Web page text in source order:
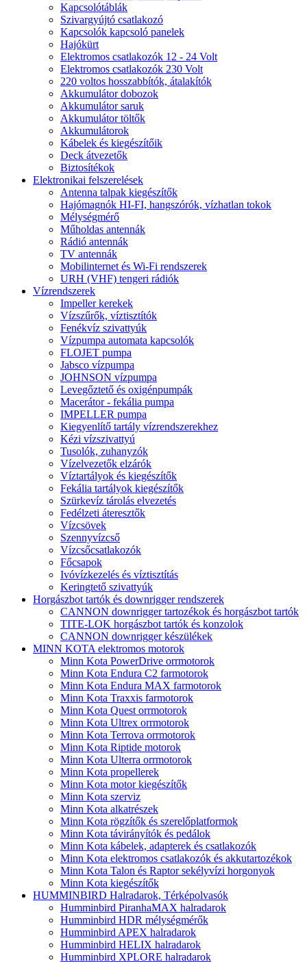
Kapcsolótáblák
Szivargyújtó csatlakozó
Kapcsolók kapcsoló panelek
Hajókürt
Elektromos csatlakozók 12 - 24 Volt
Elektromos csatlakozók 230 Volt
220 voltos hosszabbítók, átalakítók
Akkumulátor dobozok
Akkumulátor saruk
Akkumulátor töltők
Akkumulátorok
Kábelek és kiegészítőik
Deck átvezetők
Biztosítékok
Elektronikai felszerelések
Antenna talpak kiegészítők
Hajómagnók HI-FI, hangszórók, vízhatlan tokok
Mélységmérő
Műholdas antennák
Rádió antennák
TV antennák
Mobilinternet és Wi-Fi rendszerek
URH (VHF) tengeri rádiók
Vízrendszerek
Impeller kerekek
Vízszűrők, víztisztítók
Fenékvíz szivattyúk
Vízpumpa automata kapcsolók
FLOJET pumpa
Jabsco vízpumpa
JOHNSON vízpumpa
Levegőztető és oxigénpumpák
Macerátor - fekália pumpa
IMPELLER pumpa
Kiegyenlítő tartály vízrendszerekhez
Kézi vízszivattyú
Tusolók, zuhanyzók
Vízelvezetők elzárók
Víztartályok és kiegészítők
Fekália tartályok kiegészítők
Szürkevíz tárolás elvezetés
Fedélzeti áteresztők
Vízcsövek
Szennyvízcső
Vízcsőcsatlakozók
Főcsapok
Ivóvízkezelés és víztisztítás
Keringtető szivattyúk
Horgászbot tartók és downrigger rendszerek
CANNON downrigger tartozékok és horgászbot tartók
TITE-LOK horgászbot tartók és konzolok
CANNON downrigger készülékek
MINN KOTA elektromos motorok
Minn Kota PowerDrive orrmotorok
Minn Kota Endura C2 farmotorok
Minn Kota Endura MAX farmotorok
Minn Kota Traxxis farmotorok
Minn Kota Quest orrmotorok
Minn Kota Ultrex orrmotorok
Minn Kota Terrova orrmotorok
Minn Kota Riptide motorok
Minn Kota Ulterra orrmotorok
Minn Kota propellerek
Minn Kota motor kiegészítők
Minn Kota szerviz
Minn Kota alkatrészek
Minn Kota rögzítők és szerelőplatformok
Minn Kota távirányítók és pedálok
Minn Kota kábelek, adapterek és csatlakozók
Minn Kota elektromos csatlakozók és akkutartozékok
Minn Kota Talon és Raptor sekélyvízi horgonyok
Minn Kota kiegészítők
HUMMINBIRD Halradarok, Térképolvasók
Humminbird PiranhaMAX halradarok
Humminbird HDR mélységmérők
Humminbird APEX halradarok
Humminbird HELIX halradarok
Humminbird XPLORE halradarok